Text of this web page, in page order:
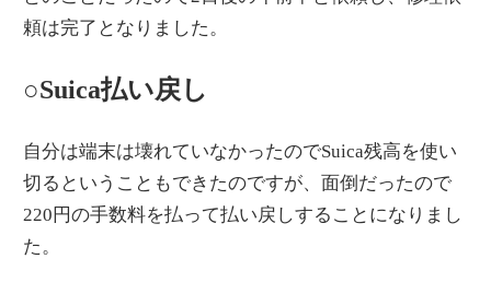
頼は完了となりました。
○Suica払い戻し
自分は端末は壊れていなかったのでSuica残高を使い
切るということもできたのですが、面倒だったので
220円の手数料を払って払い戻しすることになりまし
た。